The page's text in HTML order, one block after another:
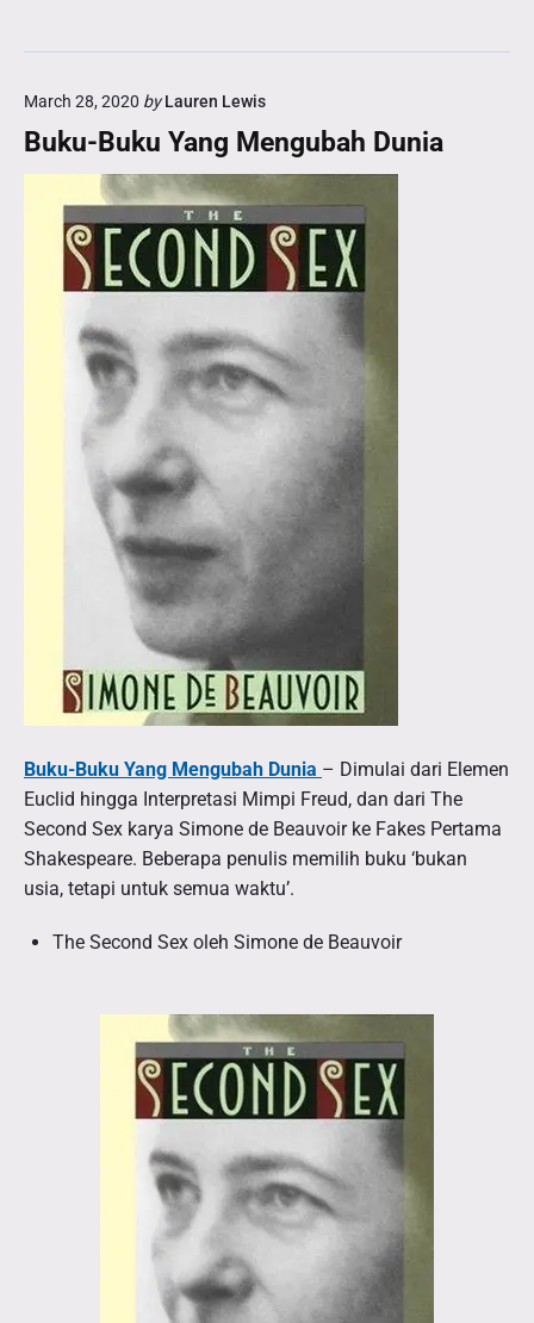
March 28, 2020 by Lauren Lewis
Buku-Buku Yang Mengubah Dunia
u
k
u
-
B
Buku-Buku Yang Mengubah Dunia – Dimulai dari Elemen
Euclid hingga Interpretasi Mimpi Freud, dan dari The
Second Sex karya Simone de Beauvoir ke Fakes Pertama
Shakespeare. Beberapa penulis memilih buku ‘bukan
usia, tetapi untuk semua waktu’.
The Second Sex oleh Simone de Beauvoir